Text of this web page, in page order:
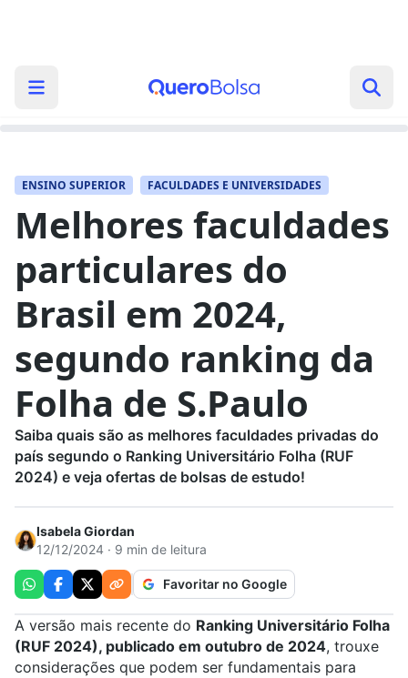
ENSINO SUPERIOR FACULDADES E UNIVERSIDADES
Melhores faculdades
particulares do
Brasil em 2024,
segundo ranking da
Folha de S.Paulo
Saiba quais são as melhores faculdades privadas do
país segundo o Ranking Universitário Folha (RUF
2024) e veja ofertas de bolsas de estudo!
Isabela Giordan
12/12/2024 · 9 min de leitura
Favoritar no Google
A versão mais recente do Ranking Universitário Folha
(RUF 2024), publicado em outubro de 2024, trouxe
considerações que podem ser fundamentais para